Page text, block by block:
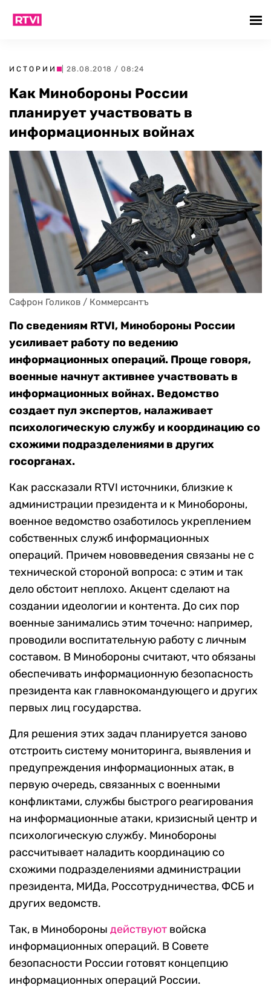
ИСТОРИИ | 28.08.2018 / 08:24
Как Минобороны России
планирует участвовать в
информационных войнах
Сафрон Голиков / Коммерсантъ
По сведениям RTVI, Минобороны России
усиливает работу по ведению
информационных операций. Проще говоря,
военные начнут активнее участвовать в
информационных войнах. Ведомство
создает пул экспертов, налаживает
психологическую службу и координацию со
схожими подразделениями в других
госорганах.
Как рассказали RTVI источники, близкие к
администрации президента и к Минобороны,
военное ведомство озаботилось укреплением
собственных служб информационных
операций. Причем нововведения связаны не с
технической стороной вопроса: с этим и так
дело обстоит неплохо. Акцент сделают на
создании идеологии и контента. До сих пор
военные занимались этим точечно: например,
проводили воспитательную работу с личным
составом. В Минобороны считают, что обязаны
обеспечивать информационную безопасность
президента как главнокомандующего и других
первых лиц государства.
Для решения этих задач планируется заново
отстроить систему мониторинга, выявления и
предупреждения информационных атак, в
первую очередь, связанных с военными
конфликтами, службы быстрого реагирования
на информационные атаки, кризисный центр и
психологическую службу. Минобороны
рассчитывает наладить координацию со
схожими подразделениями администрации
президента, МИДа, Россотрудничества, ФСБ и
других ведомств.
Так, в Минобороны действуют войска
информационных операций. В Совете
безопасности России готовят концепцию
информационных операций России.